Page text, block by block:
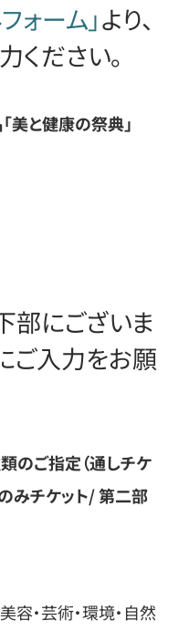
ォーム」より、
ださい。
美と健康の祭典」
部にございま
ご入力をお願
のご指定（通しチケ
みチケット/ 第二部
美容・芸術・環境・自然